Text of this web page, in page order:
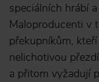
speciálních hrábí
Maloproducenti v
překupníkům,
nelichotivou
a přitom vyžadují